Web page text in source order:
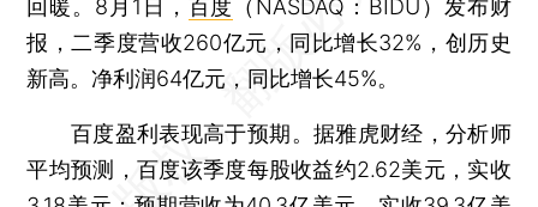
回暖。8月1日， 百度
（NASDAQ：BIDU）发布财
报，二季度营收260亿元，同比增长32%，创历史
新高。净利润64亿元，同比增长45%。
百度盈利表现高于预期。据雅虎财经，分析师
平均预测，百度该季度每股收益约2.62美元，实收